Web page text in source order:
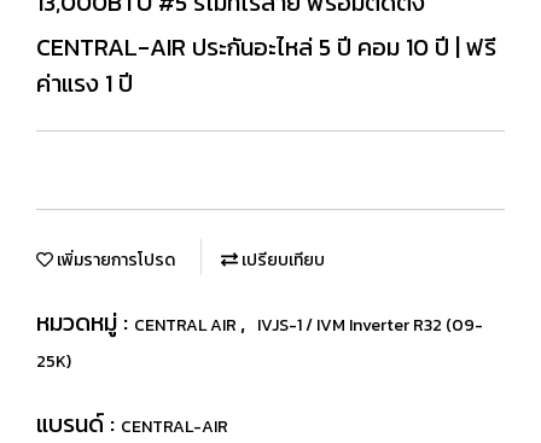
CENTRAL-AIR ประกันอะไหล่ 5 ปี คอม 10 ปี | ฟรี
ค่าแรง 1 ปี
เพิ่มรายการโปรด เปรียบเทียบ
หมวดหมู่ : CENTRAL AIR , IVJS-1 / IVM Inverter R32 (09-
25K)
แบรนด์ : CENTRAL-AIR